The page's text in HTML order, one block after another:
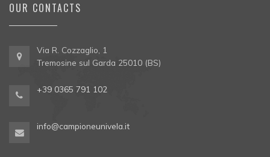
OUR CONTACTS
Via R. Cozzaglio, 1
Tremosine sul Garda 25010 (BS)
+39 0365 791 102
info@campioneunivela.it